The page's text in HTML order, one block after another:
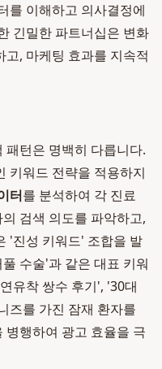
를 이해하고 의사결정에
긴밀한 파트너십은 변화
, 마케팅 효과를 지속적
패턴은 명백히 다릅니다.
키워드 전략을 적용하지
터를 분석하여 각 진료
검색 의도를 파악하고,
'진성 키워드' 조합을 발
수술'과 같은 대표 키워
유착 쌍수 후기', '30대
즈를 가진 잠재 환자를
병행하여 광고 효율을 극